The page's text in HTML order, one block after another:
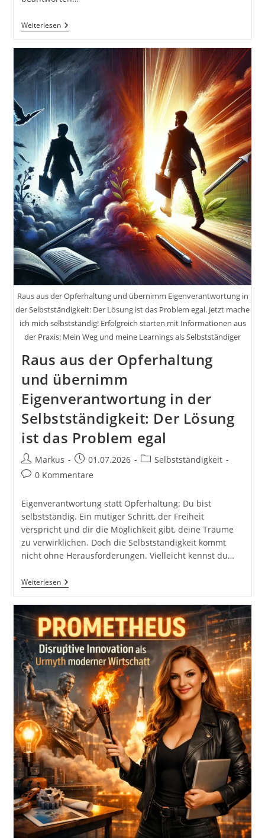
WeiterlesenReglementierte
Gewerbe
Nicht:
Der
Weg
Deinem
Eigenen
Unternehmen.
Jetzt
Mache
Ich
Mich
Selbstständig!
Raus aus der Opferhaltung und übernimm Eigenverantwortung in
der Selbstständigkeit: Der Lösung ist das Problem egal. Jetzt mache
ich mich selbstständig! Erfolgreich starten mit Informationen aus
der Praxis: Mein Weg und meine Learnings als Selbstständiger
Raus aus der Opferhaltung
und übernimm
Eigenverantwortung in der
Selbstständigkeit: Der Lösung
ist das Problem egal
Beitrags-
Autor:
Markus
Beitrag
veröffentlicht:
01.07.2026
Beitrags-
Selbstständigkeit
Beitrags-
0 Kommentare
Eigenverantwortung statt Opferhaltung: Du bist
selbstständig. Ein mutiger Schritt, der Freiheit
verspricht und dir die Möglichkeit gibt, deine Träume
zu verwirklichen. Doch die Selbstständigkeit kommt
nicht ohne Herausforderungen. Vielleicht kennst du…
WeiterlesenRaus
Aus
Opferhaltung
Und
Übernimm
Eigenverantwortung
In
Der
Selbstständigkeit:
Der
Lösung
Ist
Das
Problem
Egal